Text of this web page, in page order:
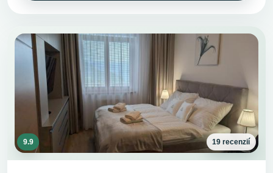
9.9 19 recenzií